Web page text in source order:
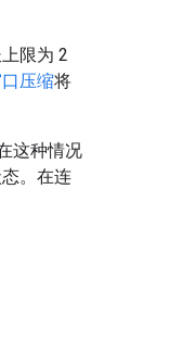
限为 2
压缩将
这种情况
。在连